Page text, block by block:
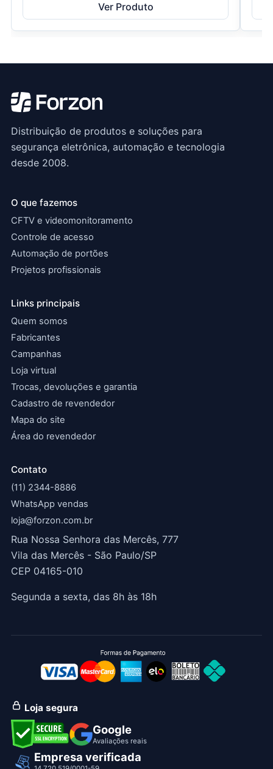
Ver Produto
Distribuição de produtos e soluções para
segurança eletrônica, automação e tecnologia
desde 2008.
O que fazemos
CFTV e videomonitoramento
Controle de acesso
Automação de portões
Projetos profissionais
Links principais
Quem somos
Fabricantes
Campanhas
Loja virtual
Trocas, devoluções e garantia
Cadastro de revendedor
Mapa do site
Área do revendedor
Contato
(11) 2344-8886
WhatsApp vendas
loja@forzon.com.br
Rua Nossa Senhora das Mercês, 777
Vila das Mercês - São Paulo/SP
CEP 04165-010
Segunda a sexta, das 8h às 18h
Loja segura
Google
Avaliações reais
Empresa verificada